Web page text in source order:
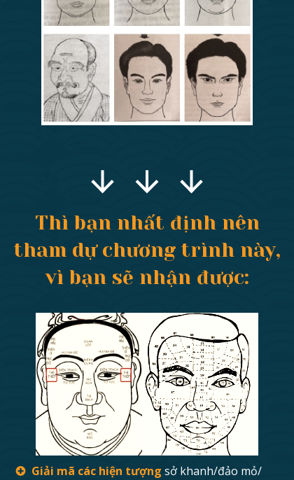
Thì bạn nhất định nên
tham dự chương trình này,
vì bạn sẽ nhận được:
Giải mã các hiện tượng sở khanh/đảo mỏ/